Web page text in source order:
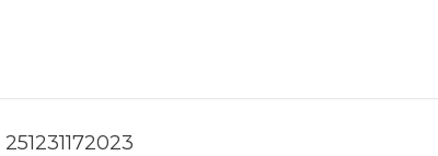
251231172023